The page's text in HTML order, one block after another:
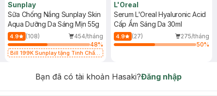
Sunplay
Sữa Chống Nắng Sunplay Skin
Aqua Dưỡng Da Sáng Mịn 55g
4.9 (108)
454/tháng
48%
Bill 199K Sunplay tặng Tinh Chất
L'Oreal
Serum L'Oreal Hyaluronic Acid
Cấp Ẩm Sáng Da 30ml
4.9 (27)
275/tháng
50%
Bạn đã có tài khoản Hasaki?Đăng nhập